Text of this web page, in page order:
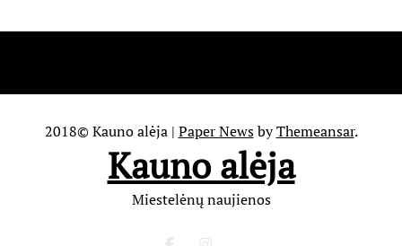
2018© Kauno alėja | Paper NewsbyThemeansar.
Kauno alėja
Miestelėnų naujienos